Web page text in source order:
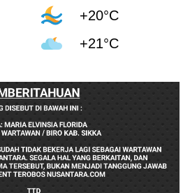
+20°C
+21°C